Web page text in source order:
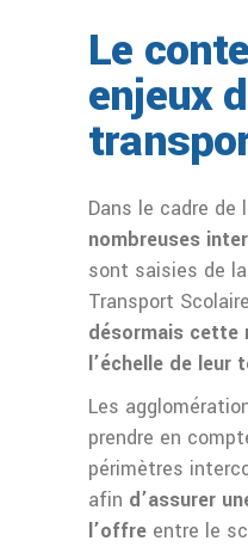
Le
enjeux
Dans le cadre de
nombreuses
sont saisies de
Transport
désormais cette
l’échelle de leur
Les
prendre en
périmètres
afin d’assurer
l’offre entre le